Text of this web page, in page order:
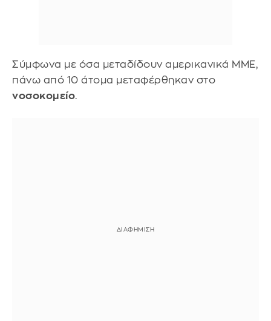
Σύμφωνα με όσα μεταδίδουν αμερικανικά ΜΜΕ,
πάνω από 10 άτομα μεταφέρθηκαν στο
νοσοκομείο.